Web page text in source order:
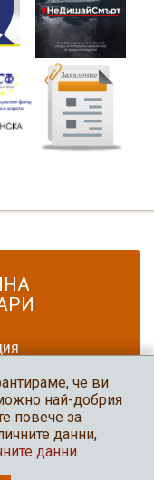
че ви
най-добрия
повече за
данни,
данни.